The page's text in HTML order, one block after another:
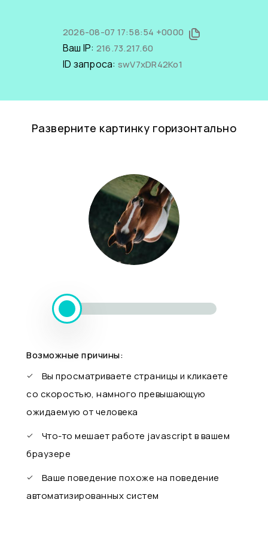
2026-08-07 17:58:54 +0000
Ваш IP: 216.73.217.60
ID запроса: swV7xDR42Ko1
Разверните картинку горизонтально
Возможные причины:
Вы просматриваете страницы и кликаете
со скоростью, намного превышающую
ожидаемую от человека
Что-то мешает работе javascript в вашем
браузере
Ваше поведение похоже на поведение
автоматизированных систем